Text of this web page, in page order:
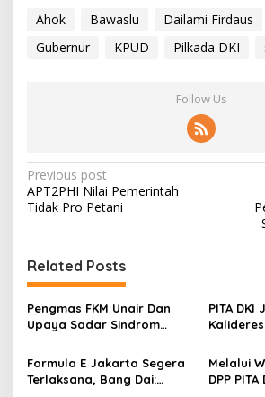
Ahok Bawaslu Dailami Firdaus
Gubernur
KPUD Pilkada DKI
Follow Us
P
o
t
n
a
v
i
g
Previous post
APT2PHI Nilai Pemerintah
Tidak Pro Petani
Related Posts
Pengmas FKM Unair Dan
Upaya Sadar Sindrom
PITA DKI
Formula E Jakarta Segera
Terlaksana, Bang Dai:
Melalui
DPP